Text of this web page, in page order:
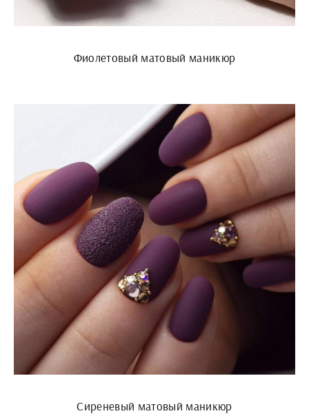
Фиолетовый матовый маникюр
Сиреневый матовый маникюр